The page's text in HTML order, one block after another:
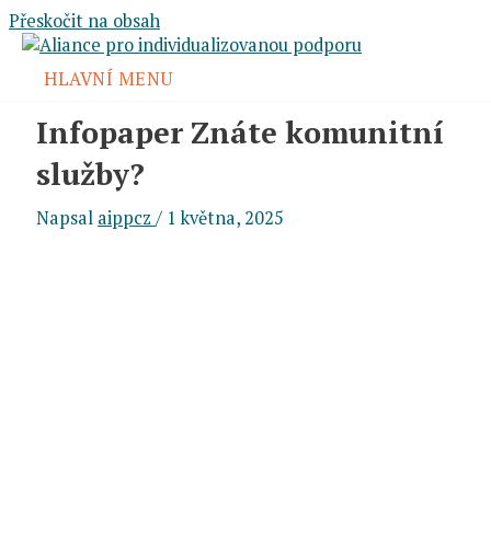
Přeskočit na obsah
HLAVNÍ MENU
Infopaper Znáte komunitní
služby?
Napsal aippcz/ 1 května, 2025